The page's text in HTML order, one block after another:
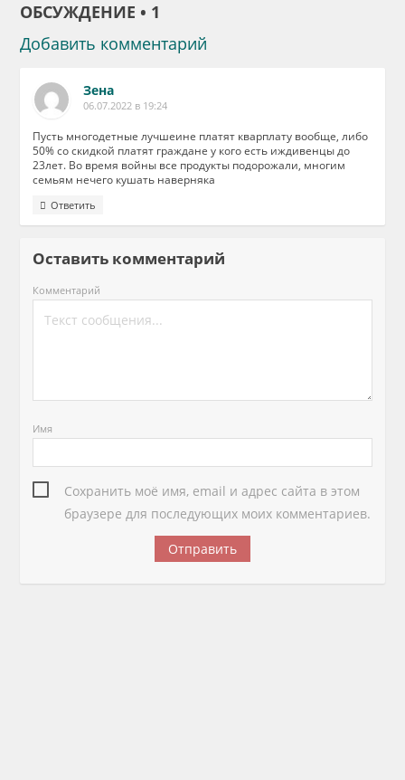
ОБСУЖДЕНИЕ • 1
Добавить комментарий
Зена
06.07.2022 в 19:24
Пусть многодетные лучшеине платят кварплату вообще, либо
50% со скидкой платят граждане у кого есть иждивенцы до
23лет. Во время войны все продукты подорожали, многим
семьям нечего кушать наверняка
Ответить
Оставить комментарий
Комментарий
Имя
Сохранить моё имя, email и адрес сайта в этом
браузере для последующих моих комментариев.